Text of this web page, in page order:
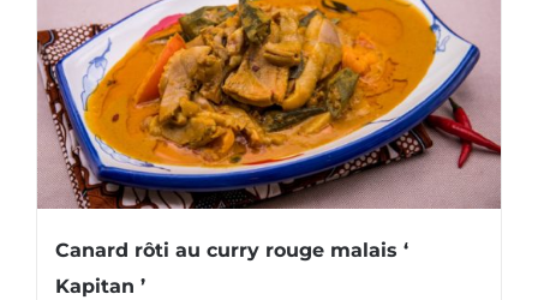
Canard rôti au curry rouge malais ‘
Kapitan ’